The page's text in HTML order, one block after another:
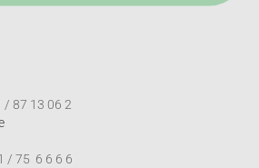
/ 87 13 06 2
/ 75 6 6 6 6